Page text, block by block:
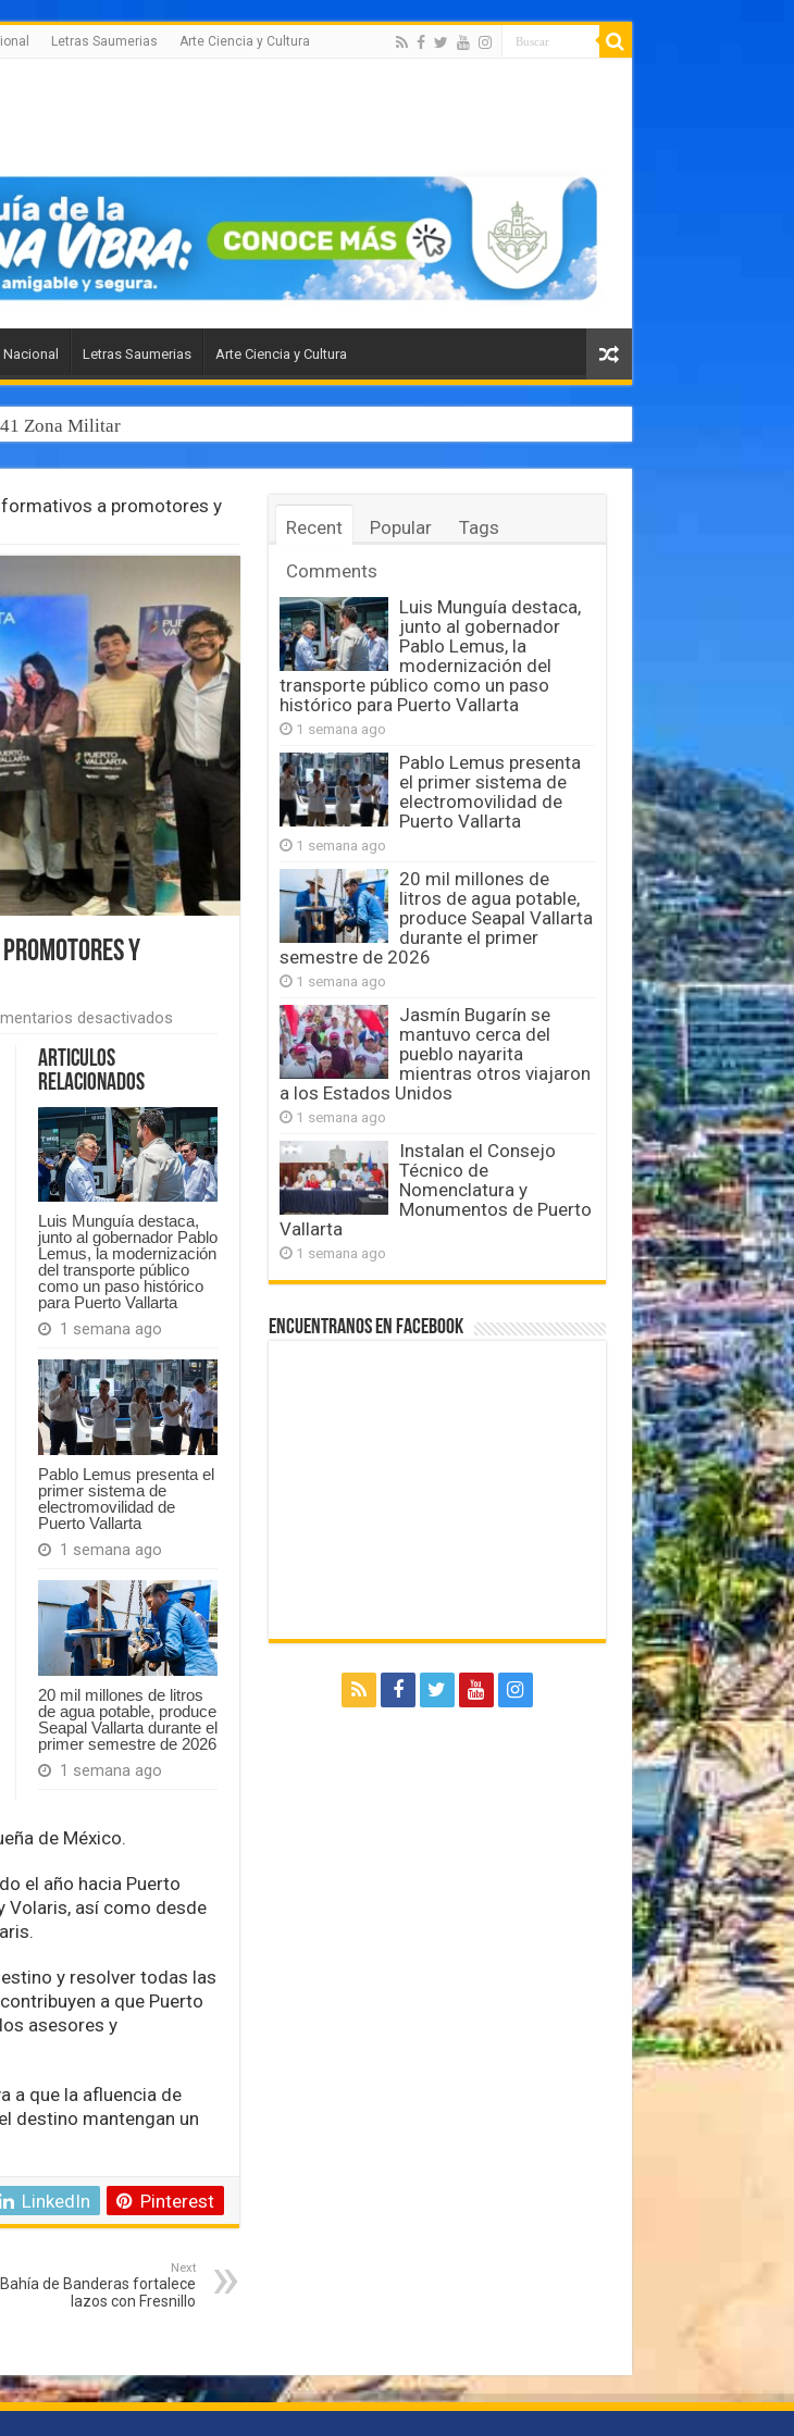
Letras Saumerias Arte Ciencia y Cultura
Nacional Letras Saumerias Arte Ciencia y Cultura
Zona Militar
a promotores y
y
desactivadosen
informativos
promotores
y
asesores
de
viajes
Articulos
Relacionados
Luis Munguía destaca,
junto al gobernador Pablo
Lemus, la modernización
del transporte público
como un paso histórico
para Puerto Vallarta
1 semana ago
Pablo Lemus presenta el
primer sistema de
electromovilidad de
Puerto Vallarta
1 semana ago
20 mil millones de litros
de agua potable, produce
Seapal Vallarta durante el
primer semestre de 2026
1 semana ago
de México.
el año hacia Puerto
Volaris, así como desde
y resolver todas las
a que Puerto
asesores y
a que la afluencia de
destino mantengan un
LinkedIn Pinterest
Next
Bahía de Banderas fortalece
lazos con Fresnillo
Recent Popular
Tags
Comments
Luis Munguía destaca,
junto al gobernador
Pablo Lemus, la
modernización del
transporte público como un paso
histórico para Puerto Vallarta
1 semana ago
Pablo Lemus presenta
el primer sistema de
electromovilidad de
Puerto Vallarta
1 semana ago
20 mil millones de
litros de agua potable,
produce Seapal Vallarta
durante el primer
semestre de 2026
1 semana ago
Jasmín Bugarín se
mantuvo cerca del
pueblo nayarita
mientras otros viajaron
a los Estados Unidos
1 semana ago
Instalan el Consejo
Técnico de
Nomenclatura y
Monumentos de Puerto
Vallarta
1 semana ago
Encuentranos en Facebook